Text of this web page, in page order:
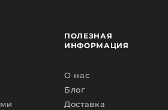
ПОЛЕЗНАЯ
ИНФОРМАЦИЯ
О нас
Блог
Доставка